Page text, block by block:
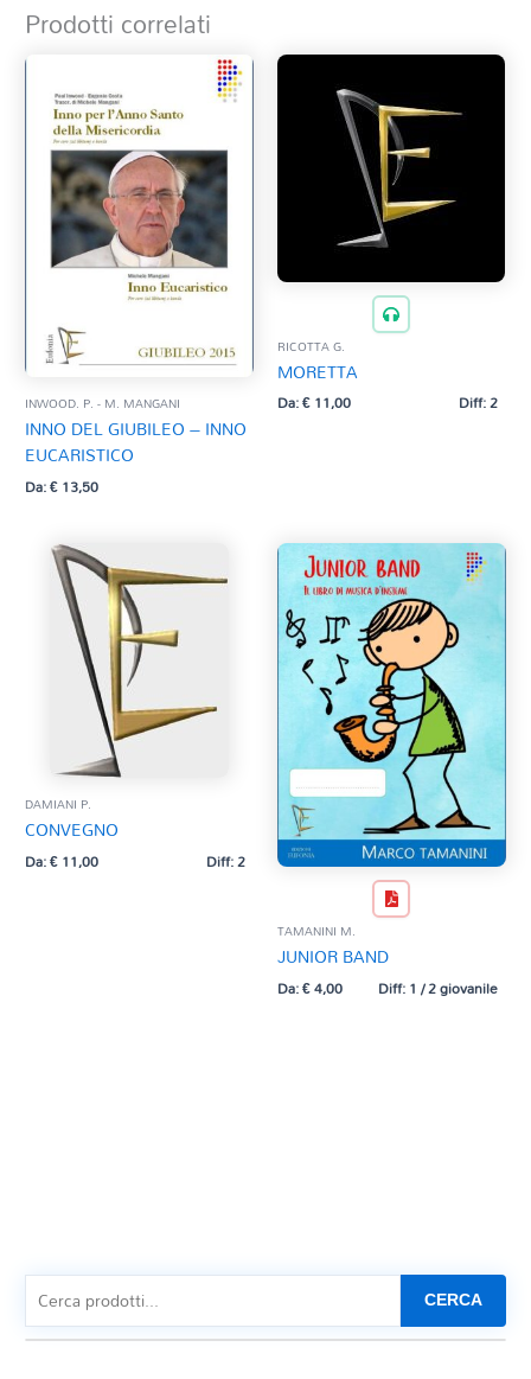
Prodotti correlati
INWOOD. P. - M. MANGANI
INNO DEL GIUBILEO – INNO
EUCARISTICO
Da:€13,50
RICOTTA G.
MORETTA
Da:€11,00 Diff: 2
DAMIANI P.
CONVEGNO
Da:€11,00 Diff: 2
TAMANINI M.
JUNIOR BAND
Da:€4,00 Diff: 1 / 2 giovanile
CERCA